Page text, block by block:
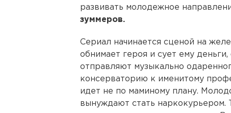
развивать молодежное
зуммеров.
Сериал начинается сценой на
обнимает героя и сует ему
отправляют музыкально
консерваторию к именитому
идет не по маминому плану.
вынуждают стать наркокурьером.